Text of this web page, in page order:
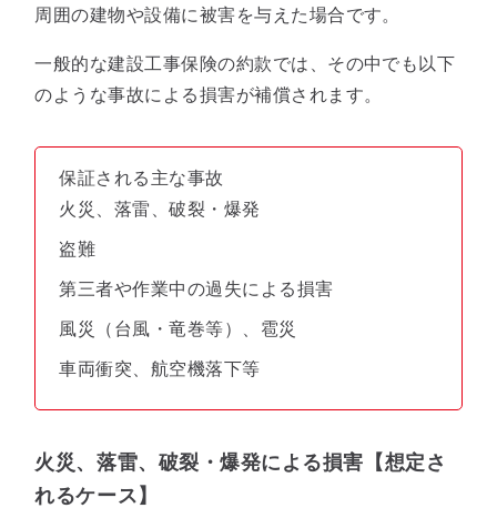
周囲の建物や設備に被害を与えた場合です。
一般的な建設工事保険の約款では、その中でも以下
のような事故による損害が補償されます。
保証される主な事故
火災、落雷、破裂・爆発
盗難
第三者や作業中の過失による損害
風災（台風・竜巻等）、雹災
車両衝突、航空機落下等
火災、落雷、破裂・爆発による損害【想定さ
れるケース】